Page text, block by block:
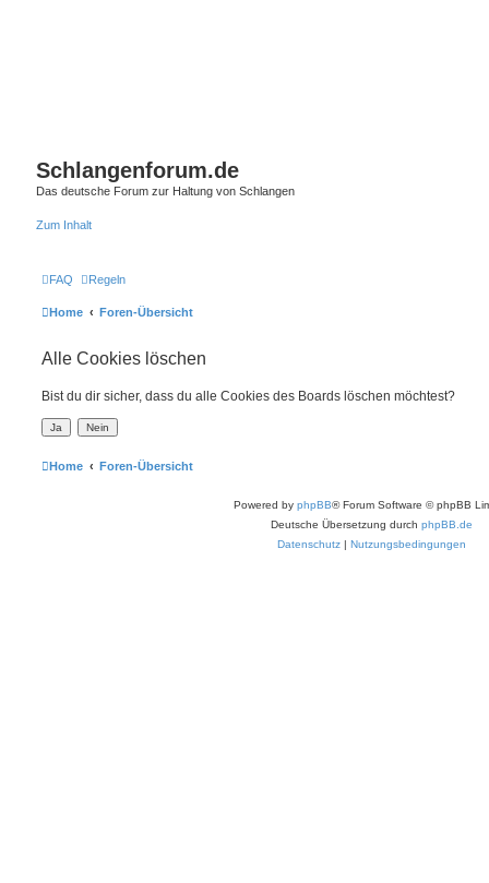
Schlangenforum.de
Das deutsche Forum zur Haltung von Schlangen
Zum Inhalt
FAQ Regeln
Home Foren-Übersicht
Alle Cookies löschen
Bist du dir sicher, dass du alle Cookies des Boards löschen möchtest?
Home Foren-Übersicht
Powered by phpBB® Forum Software © phpBB
Deutsche Übersetzung durch phpBB.de
Datenschutz | Nutzungsbedingungen